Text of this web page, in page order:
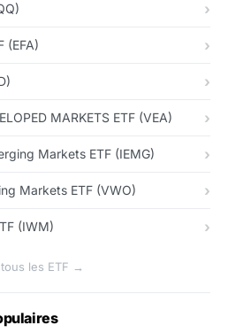
(EFA)
MARKETS ETF (VEA)
Markets ETF (IEMG)
Markets ETF (VWO)
(IWM)
les ETF →